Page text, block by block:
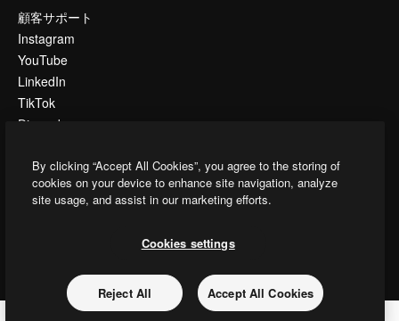
顧客サポート
Instagram
YouTube
LinkedIn
TikTok
Discord
Reddit
す.
By clicking “Accept All Cookies”, you agree to the storing of
cookies on your device to enhance site navigation, analyze
site usage, and assist in our marketing efforts.
Cookies settings
Reject All Accept All Cookies